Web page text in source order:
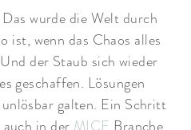
wurde die Welt durch
ist, wenn das Chaos alles
der Staub sich wieder
geschaffen. Lösungen
galten. Ein Schritt
in der MICE Branche.